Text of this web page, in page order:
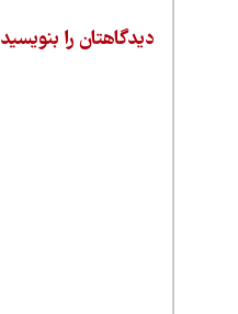
دیدگاهتان را بنویسید